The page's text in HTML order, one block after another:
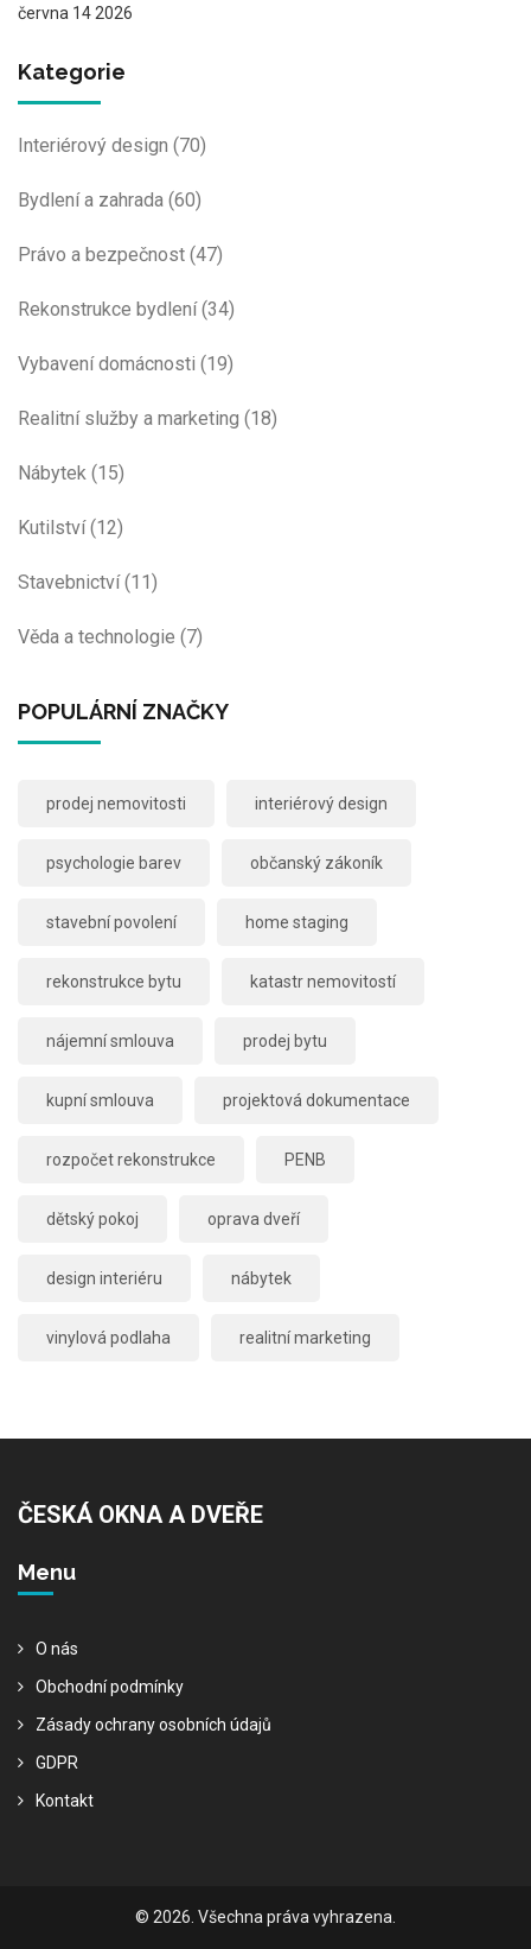
června 14 2026
Kategorie
Interiérový design (70)
Bydlení a zahrada (60)
Právo a bezpečnost (47)
Rekonstrukce bydlení(34)
Vybavení domácnosti (19)
Realitní služby a marketing (18)
Nábytek (15)
Kutilství(12)
Stavebnictví(11)
Věda a technologie (7)
POPULÁRNÍ ZNAČKY
prodej nemovitosti interiérový design
psychologie barev občanský zákoník
stavební povolení home staging
rekonstrukce bytu katastr nemovitostí
nájemní smlouva prodej bytu
kupní smlouva projektová dokumentace
rozpočet rekonstrukce PENB
dětský pokoj oprava dveří
design interiéru nábytek
vinylová podlaha realitní marketing
ČESKÁ OKNA A DVEŘE
Menu
O nás
Obchodní podmínky
Zásady ochrany osobních údajů
GDPR
Kontakt
© 2026. Všechna práva vyhrazena.